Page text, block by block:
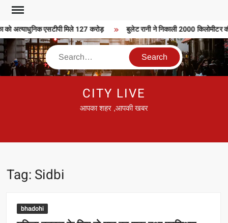
Skip
content
को अत्याधुनिक एसटीपी मिले 127 करोड़ बुलेट रानी ने निकाली 2000 किलोमीटर
Search
CITY LIVE
आपका शहर ,आपकी खबर
Tag: Sidbi
bhadohi